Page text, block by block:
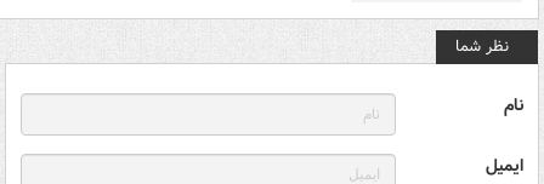
نظر شما
نام
ایمیل